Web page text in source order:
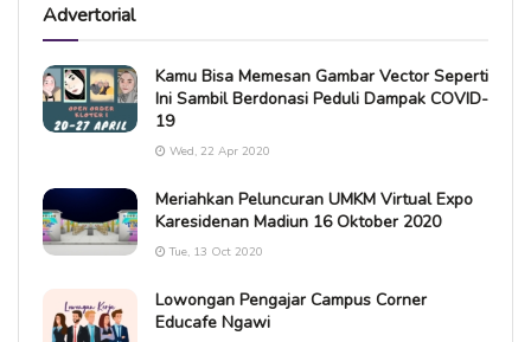
Advertorial
Kamu Bisa Memesan Gambar Vector Seperti
Ini Sambil Berdonasi Peduli Dampak COVID-
19
Wed, 22 Apr 2020
Meriahkan Peluncuran UMKM Virtual Expo
Karesidenan Madiun 16 Oktober 2020
Tue, 13 Oct 2020
Lowongan Pengajar Campus Corner
Educafe Ngawi